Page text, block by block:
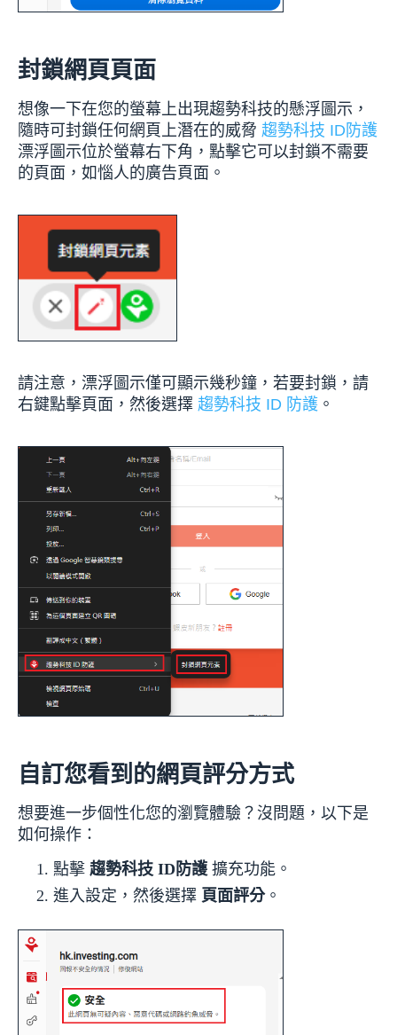
封鎖網頁頁面
想像一下在您的螢幕上出現趨勢科技的懸浮圖示，
隨時可封鎖任何網頁上潛在的威脅 趨勢科技 ID防護
漂浮圖示位於螢幕右下角，點擊它可以封鎖不需要
的頁面，如惱人的廣告頁面。
請注意，漂浮圖示僅可顯示幾秒鐘，若要封鎖，請
右鍵點擊頁面，然後選擇 趨勢科技 ID 防護 。
自訂您看到的網頁評分方式
想要進一步個性化您的瀏覽體驗？沒問題，以下是
如何操作：
點擊 趨勢科技 ID防護 擴充功能。
進入設定，然後選擇 頁面評分。